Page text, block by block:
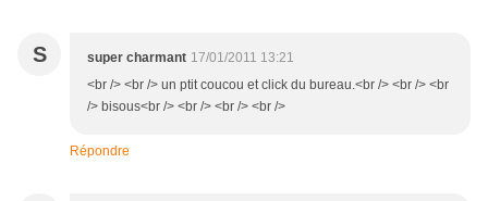
S super charmant 17/01/2011 13:21
<br /> <br /> un ptit coucou et click du bureau.<br /> <br /> <br
/> bisous<br /> <br /> <br /> <br />
Répondre